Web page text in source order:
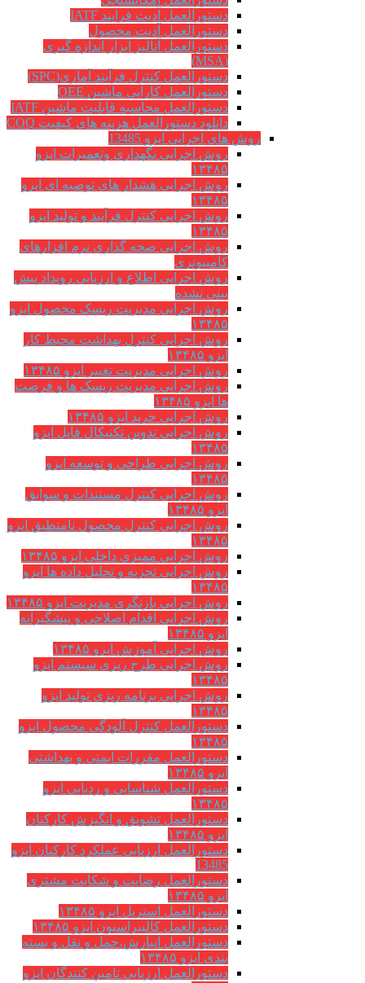
دستورالعمل آدیت فرایند IATF
دستورالعمل آدیت محصول
دستورالعمل آنالیز ابزار اندازه گیری
(MSA)
دستورالعمل کنترل فرآیند آماری(SPC)
دستورالعمل کارایی ماشین OEE
دستورالعمل محاسبه قابلیت ماشین IATF
دانلود دستورالعمل هزینه های کیفیت COQ
روش های اجرایی ایزو 13485
روش اجرایی نگهداری وتعمیرات ایزو
۱۳۴۸۵
روش اجرایی هشدار های توصیه ای ایزو
۱۳۴۸۵
روش اجرایی کنترل فرآیند و تولید ایزو
۱۳۴۸۵
روش اجرایی صحه گذاری نرم افزارهای
کامپیوتری
روش اجرایی اطلاع و ارزیابی رویداد پیش
بینی نشده
روش اجرایی مدیریت ریسک محصول ایزو
۱۳۴۸۵
روش اجرایی کنترل بهداشت محیط کار
ایزو ۱۳۴۸۵
روش اجرایی مدیریت تغییر ایزو ۱۳۴۸۵
روش اجرایی مدیریت ریسک ها و فرصت
ها ایزو ۱۳۴۸۵
روش اجرایی خرید ایزو ۱۳۴۸۵
روش اجرایی تدوین تکنیکال فایل ایزو
۱۳۴۸۵
روش اجرایی طراحی و توسعه ایزو
۱۳۴۸۵
روش اجرایی کنترل مستندات و سوابق
ایزو ۱۳۴۸۵
روش اجرایی کنترل محصول نامنطبق ایزو
۱۳۴۸۵
روش اجرایی ممیزی داخلی ایزو ۱۳۴۸۵
روش اجرایی تجزیه و تحلیل داده ها ایزو
۱۳۴۸۵
روش اجرایی بازنگری مدیریت ایزو ۱۳۴۸۵
روش اجرایی اقدام اصلاحی و پیشگیرانه
ایزو ۱۳۴۸۵
روش اجرایی آموزش ایزو ۱۳۴۸۵
روش اجرایی طرح ریزی سیستم ایزو
۱۳۴۸۵
روش اجرایی برنامه ریزی تولید ایزو
۱۳۴۸۵
دستورالعمل کنترل آلودگی محصول ایزو
۱۳۴۸۵
دستورالعمل مقررات ایمنی و بهداشتی
ایزو ۱۳۴۸۵
دستورالعمل شناسایی و ردیابی ایزو
۱۳۴۸۵
دستورالعمل تشویق و انگیزش کارکنان
ایزو ۱۳۴۸۵
دستورالعمل ارزیابی عملکرد کارکنان ایزو
13485
دستورالعمل رضایت و شکایت مشتری
ایزو ۱۳۴۸۵
دستورالعمل استریل ایزو ۱۳۴۸۵
دستورالعمل کالیبراسیون ایزو ۱۳۴۸۵
دستورالعمل انبارش،حمل و نقل و بسته
بندی ایزو ۱۳۴۸۵
دستورالعمل ارزیابی تامین کنندگان ایزو